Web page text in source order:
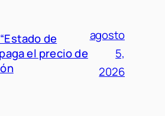
de
el precio de
agosto
5,
2026